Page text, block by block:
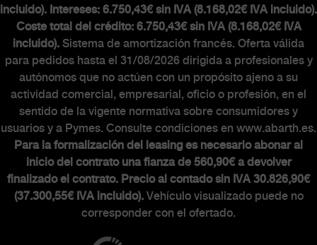
incluido). Intereses: 6.750,43€ sin IVA (8.168,02€ IVA incluido).
Coste total del crédito: 6.750,43€ sin IVA (8.168,02€ IVA
incluido). Sistema de amortización francés. Oferta válida
para pedidos hasta el 31/08/2026 dirigida a profesionales y
autónomos que no actúen con un propósito ajeno a su
actividad comercial, empresarial, oficio o profesión, en el
sentido de la vigente normativa sobre consumidores y
usuarios y a Pymes. Consulte condiciones en www.abarth.es.
Para la formalización del leasing es necesario abonar al
inicio del contrato una fianza de 560,90€ a devolver
finalizado el contrato. Precio al contado sin IVA 30.826,90€
(37.300,55€ IVA incluido).Vehículo visualizado puede no
corresponder con el ofertado.